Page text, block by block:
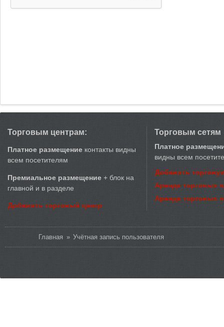
Торговым центрам:
Платное размещение контакты видны
всем посетителям
Премиальное размещение + блок на
главной и в разделе
Добавить торговый центр
Торговым сетям
Платное
видны всем
Добавить
Аренда торговых
Аренда торговых
Главная » Учётная запись пользователя